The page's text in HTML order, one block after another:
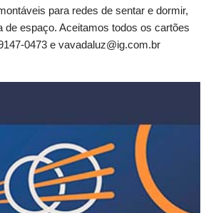
para redes de sentar e dormir,
de espaço. Aceitamos todos os cartões
0473 e vavadaluz@ig.com.br